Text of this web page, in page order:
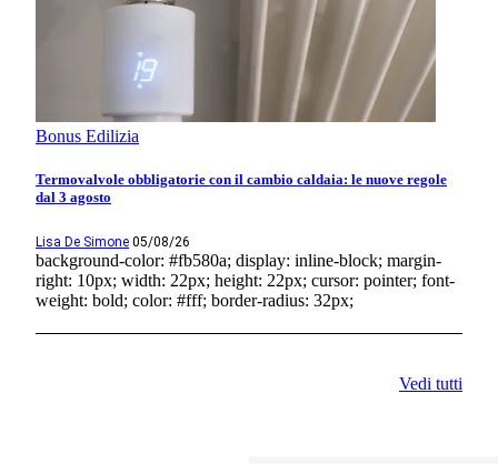
Bonus Edilizia
Termovalvole obbligatorie con il cambio caldaia: le nuove regole
dal 3 agosto
Lisa De Simone 05/08/26
background-color: #fb580a; display: inline-block; margin-
right: 10px; width: 22px; height: 22px; cursor: pointer; font-
weight: bold; color: #fff; border-radius: 32px;
Vedi tutti